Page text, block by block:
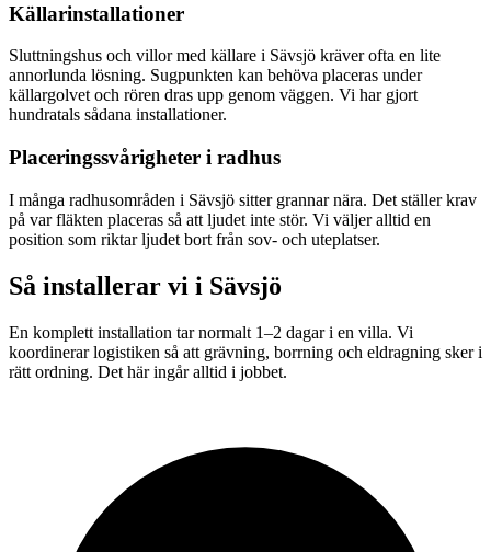
Källarinstallationer
Sluttningshus och villor med källare i Sävsjö kräver ofta en lite
annorlunda lösning. Sugpunkten kan behöva placeras under
källargolvet och rören dras upp genom väggen. Vi har gjort
hundratals sådana installationer.
Placeringssvårigheter i radhus
I många radhusområden i Sävsjö sitter grannar nära. Det ställer krav
på var fläkten placeras så att ljudet inte stör. Vi väljer alltid en
position som riktar ljudet bort från sov- och uteplatser.
Så installerar vi i Sävsjö
En komplett installation tar normalt 1–2 dagar i en villa. Vi
koordinerar logistiken så att grävning, borrning och eldragning sker i
rätt ordning. Det här ingår alltid i jobbet.